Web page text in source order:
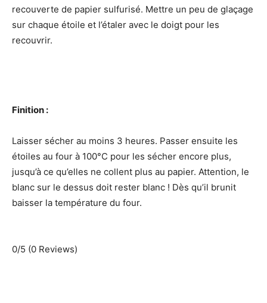
recouverte de papier sulfurisé. Mettre un peu de glaçage
sur chaque étoile et l’étaler avec le doigt pour les
recouvrir.
Finition :
Laisser sécher au moins 3 heures. Passer ensuite les
étoiles au four à 100°C pour les sécher encore plus,
jusqu’à ce qu’elles ne collent plus au papier. Attention, le
blanc sur le dessus doit rester blanc ! Dès qu’il brunit
baisser la température du four.
0/5 (0 Reviews)